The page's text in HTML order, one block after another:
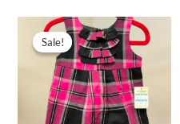
Sale!
Sale!
Algne
hind
oli:
6,00 €.
Praegune
hind
on:
3,00 €.